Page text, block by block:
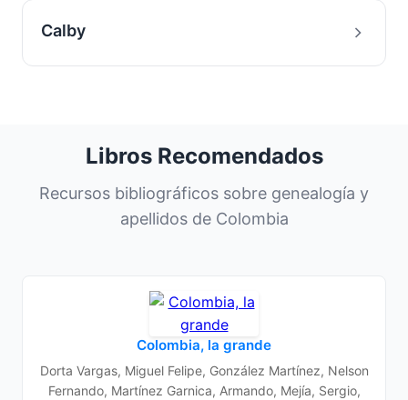
Calby
Libros Recomendados
Recursos bibliográficos sobre genealogía y
apellidos de Colombia
Colombia, la grande
Dorta Vargas, Miguel Felipe, González Martínez, Nelson
Fernando, Martínez Garnica, Armando, Mejía, Sergio,